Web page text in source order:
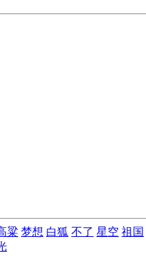
粱 梦想 白狐 不了 星空 祖国